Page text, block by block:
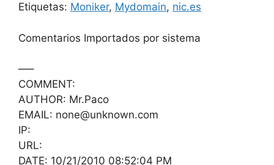
Etiquetas: Moniker, Mydomain, nic.es
Comentarios Importados por sistema
—–
COMMENT:
AUTHOR: Mr.Paco
EMAIL: none@unknown.com
IP:
URL:
DATE: 10/21/2010 08:52:04 PM